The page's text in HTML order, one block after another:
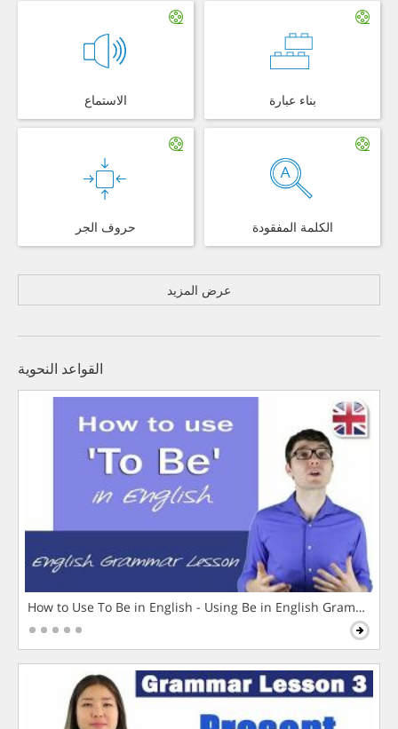
الاستماع بناء عبارة
حروف الجر الكلمة المفقودة
عرض المزيد
القواعد النحوية
How to Use To Be in English - Using Be in English Grammar